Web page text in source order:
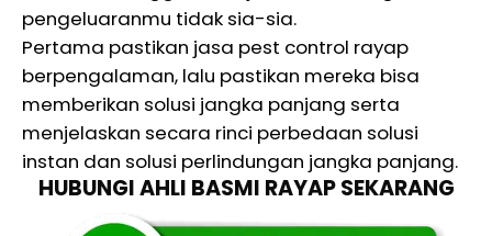
pengeluaranmu tidak sia-sia.
Pertama pastikan jasa pest control rayap
berpengalaman, lalu pastikan mereka bisa
memberikan solusi jangka panjang serta
menjelaskan secara rinci perbedaan solusi
instan dan solusi perlindungan jangka panjang.
HUBUNGI AHLI BASMI RAYAP SEKARANG